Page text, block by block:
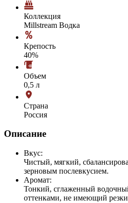
Коллекция
Millstream Водка
Крепость
40%
Объем
0,5 л
Страна
Россия
Описание
Вкус:
Чистый, мягкий,
зерновым послевкусием.
Аромат:
Тонкий, сглаженный
оттенками, не имеющий